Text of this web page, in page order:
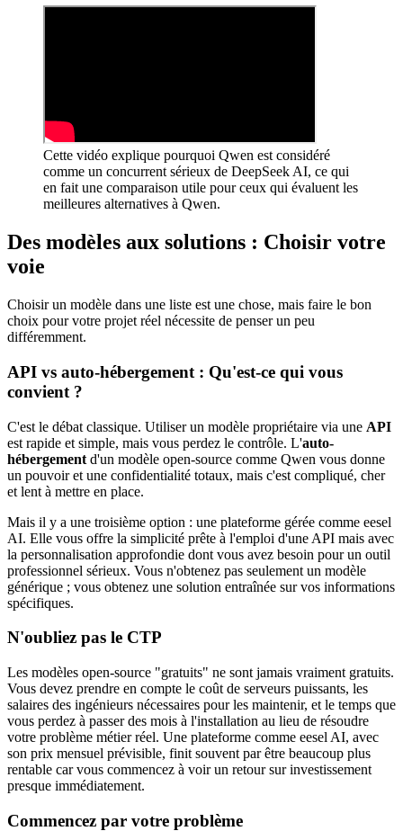
Cette vidéo explique pourquoi Qwen est considéré
comme un concurrent sérieux de DeepSeek AI, ce qui
en fait une comparaison utile pour ceux qui évaluent les
meilleures alternatives à Qwen.
Des modèles aux solutions : Choisir votre
voie
Choisir un modèle dans une liste est une chose, mais faire le bon
choix pour votre projet réel nécessite de penser un peu
différemment.
API vs auto-hébergement : Qu'est-ce qui vous
convient ?
C'est le débat classique. Utiliser un modèle propriétaire via une API
est rapide et simple, mais vous perdez le contrôle. L'auto-
hébergement d'un modèle open-source comme Qwen vous donne
un pouvoir et une confidentialité totaux, mais c'est compliqué, cher
et lent à mettre en place.
Mais il y a une troisième option : une plateforme gérée comme eesel
AI. Elle vous offre la simplicité prête à l'emploi d'une API mais avec
la personnalisation approfondie dont vous avez besoin pour un outil
professionnel sérieux. Vous n'obtenez pas seulement un modèle
générique ; vous obtenez une solution entraînée sur vos informations
spécifiques.
N'oubliez pas le CTP
Les modèles open-source "gratuits" ne sont jamais vraiment gratuits.
Vous devez prendre en compte le coût de serveurs puissants, les
salaires des ingénieurs nécessaires pour les maintenir, et le temps que
vous perdez à passer des mois à l'installation au lieu de résoudre
votre problème métier réel. Une plateforme comme eesel AI, avec
son prix mensuel prévisible, finit souvent par être beaucoup plus
rentable car vous commencez à voir un retour sur investissement
presque immédiatement.
Commencez par votre problème